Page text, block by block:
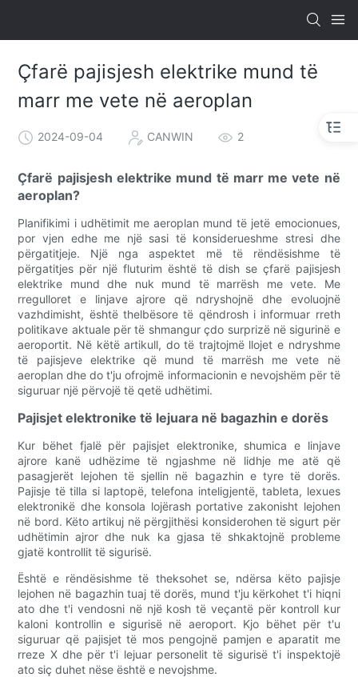
Çfarë pajisjesh elektrike mund të
marr me vete në aeroplan
2024-09-04 CANWIN 2
Çfarë pajisjesh elektrike mund të marr me vete në
aeroplan?
Planifikimi i udhëtimit me aeroplan mund të jetë emocionues,
por vjen edhe me një sasi të konsiderueshme stresi dhe
përgatitjeje. Një nga aspektet më të rëndësishme të
përgatitjes për një fluturim është të dish se çfarë pajisjesh
elektrike mund dhe nuk mund të marrësh me vete. Me
rregulloret e linjave ajrore që ndryshojnë dhe evoluojnë
vazhdimisht, është thelbësore të qëndrosh i informuar rreth
politikave aktuale për të shmangur çdo surprizë në sigurinë e
aeroportit. Në këtë artikull, do të trajtojmë llojet e ndryshme
të pajisjeve elektrike që mund të marrësh me vete në
aeroplan dhe do t'ju ofrojmë informacionin e nevojshëm për të
siguruar një përvojë të qetë udhëtimi.
Pajisjet elektronike të lejuara në bagazhin e dorës
Kur bëhet fjalë për pajisjet elektronike, shumica e linjave
ajrore kanë udhëzime të ngjashme në lidhje me atë që
pasagjerët lejohen të sjellin në bagazhin e tyre të dorës.
Pajisje të tilla si laptopë, telefona inteligjentë, tableta, lexues
elektronikë dhe konsola lojërash portative zakonisht lejohen
në bord. Këto artikuj në përgjithësi konsiderohen të sigurt për
udhëtimin ajror dhe nuk ka gjasa të shkaktojnë probleme
gjatë kontrollit të sigurisë.
Është e rëndësishme të theksohet se, ndërsa këto pajisje
lejohen në bagazhin tuaj të dorës, mund t'ju kërkohet t'i hiqni
ato dhe t'i vendosni në një kosh të veçantë për kontroll kur
kaloni kontrollin e sigurisë në aeroport. Kjo bëhet për t'u
siguruar që pajisjet të mos pengojnë pamjen e aparatit me
rreze X dhe për t'i lejuar personelit të sigurisë t'i inspektojë
ato siç duhet nëse është e nevojshme.